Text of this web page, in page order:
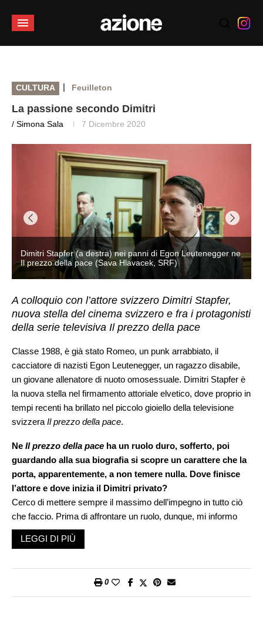
CULTURA | Feuilleton
La passione secondo Dimitri
/ Simona Sala 7 Dicembre 2020
Dimitri Stapfer (a destra) nei panni di Egon Leutenegger ne
Il prezzo della pace (Sava Hlavacek, SRF)
A colloquio con l’attore svizzero Dimitri Stapfer,
nuova stella del cinema svizzero e fra i protagonisti
della serie televisiva Il prezzo della pace
Classe 1988, è già stato Romeo, un punk arrabbiato, il
cacciatore di nazisti Egon Leutenegger, un ragazzo disabile,
un giovane allenatore di nuoto omosessuale. Dimitri Stapfer è
la nuova stella nel firmamento attoriale elvetico, dove proprio in
tempi recenti ha brillato nel piccolo gioiello della televisione
svizzera Il prezzo della pace.
Ne Il prezzo della pace ha un ruolo duro, sofferto, poi
guardando alla sua biografia si scopre un carattere che la
porta, apparentemente, a non temere nulla. Dove finisce
l’attore e dove inizia il Dimitri privato?
Cerco di mettere sempre il massimo dell’impegno in tutto ciò
che faccio. Prima di affrontare un ruolo, dunque, mi informo
sulla regia e sul personaggio. Se da una parte ho una certa
rappresentazione di base del ruolo che devo interpretare,
Come si è preparato per il ruolo di Egon neIl prezzo della
LEGGI DI PIÙ
0